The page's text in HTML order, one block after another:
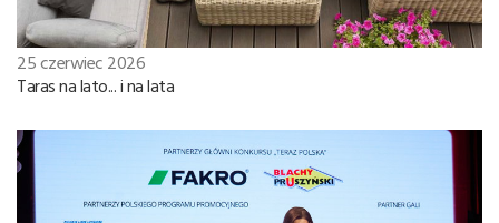
25 czerwiec 2026
Taras na lato... i na lata